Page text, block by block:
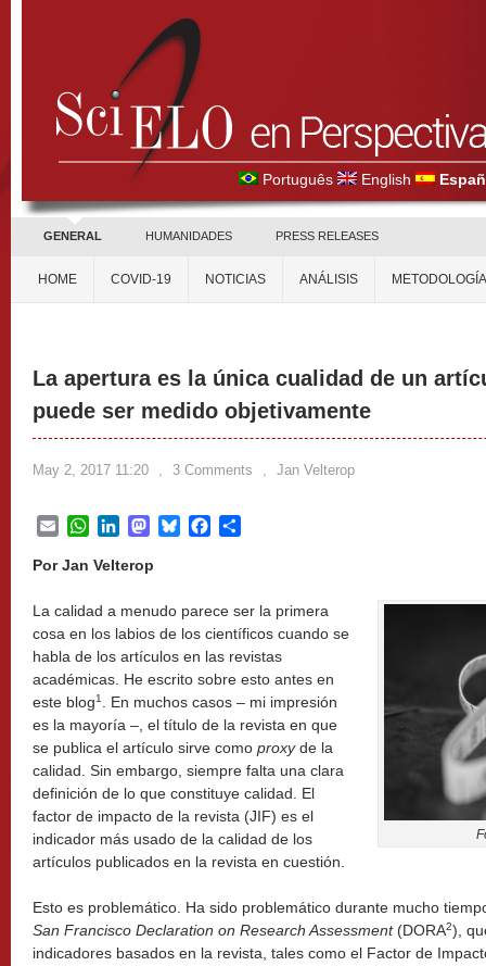
Português English
GENERAL HUMANIDADES PRESS RELEASES
HOME COVID-19 NOTICIAS ANÁLISIS METODOLOGÍA
La apertura es la única cualidad de un
puede ser medido objetivamente
May 2, 2017 11:20 , 3 Comments , Jan Velterop
EmailWhatsApp
LinkedInMastodon
BlueskyFacebook
Por Jan Velterop
La calidad a menudo parece ser la primera
cosa en los labios de los científicos cuando se
habla de los artículos en las revistas
académicas. He escrito sobre esto antes en
este blog1
. En muchos casos – mi impresión
es la mayoría –, el título de la revista en que
se publica el artículo sirve como proxyde la
calidad. Sin embargo, siempre falta una clara
definición de lo que constituye calidad. El
factor de impacto de la revista (JIF) es el
indicador más usado de la calidad de los
artículos publicados en la revista en cuestión.
Esto es problemático. Ha sido problemático durante mucho
San Francisco Declaration on Research Assessment(DORA2),
indicadores basados en la revista, tales como el Factor de